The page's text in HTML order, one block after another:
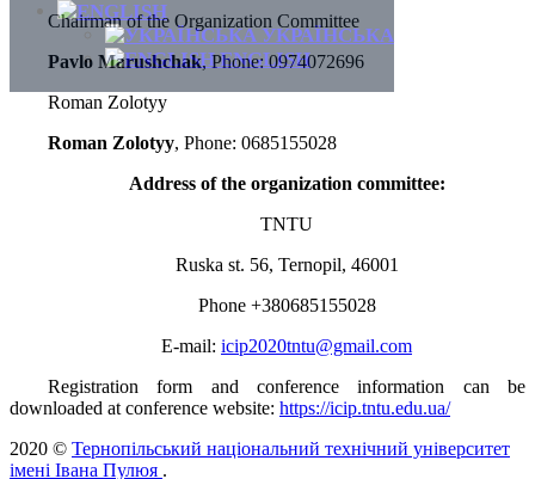
УКРАЇНСЬКА
ENGLISH
Chairman of the Organization Committee
Pavlo Marushchak, Phone: 0974072696
Roman Zolotyy
Roman Zolotyy, Phone: 0685155028
Address of the organization committee:
TNTU
Ruska st. 56, Ternopil, 46001
Phone +380685155028
E-mail: icip2020tntu@gmail.com
Registration form and conference information can be
downloaded at conference website: https://icip.tntu.edu.ua/
2020 © Тернопільський національний технічний університет
імені Івана Пулюя .